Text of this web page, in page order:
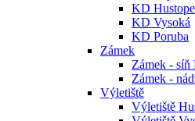
KD
KD Vysoká
KD Poruba
Zámek
Zámek - síň
Zámek -
Výletiště
Výletiště